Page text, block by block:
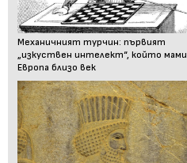
Механичният турчин: първият
„изкуствен интелект“, който мами
Европа близо век